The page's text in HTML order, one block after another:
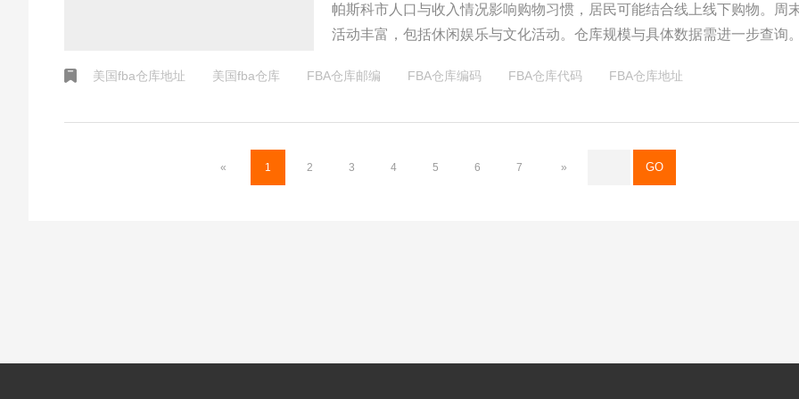
帕斯科市人口与收入情况影响购物习惯，居民可能结合线上线下购物。周
活动丰富，包括休闲娱乐与文化活动。仓库规模与具体数据需进一步查询
美国fba仓库地址 美国fba仓库 FBA仓库邮编 FBA仓库编码 FBA仓库代码 FBA仓库地址
« 1 2 3 4 5 6 7 »